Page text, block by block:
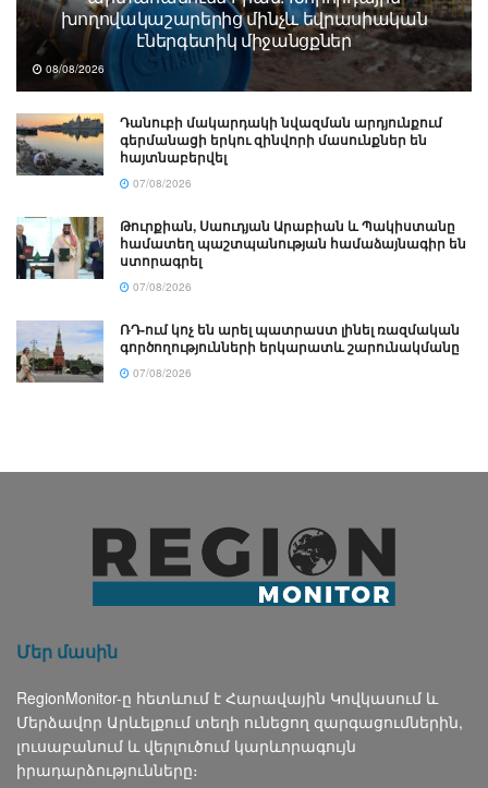
խողովակաշարերից մինչև եվրասիական
էներգետիկ միջանցքներ
08/08/2026
Դանուբի մակարդակի նվազման արդյունքում
գերմանացի երկու զինվորի մասունքներ են
հայտնաբերվել
07/08/2026
Թուրքիան, Սաուդյան Արաբիան և Պակիստանը
համատեղ պաշտպանության համաձայնագիր են
ստորագրել
07/08/2026
ՌԴ-ում կոչ են արել պատրաստ լինել ռազմական
գործողությունների երկարատև շարունակմանը
07/08/2026
Մեր մասին
RegionMonitor-ը հետևում է Հարավային Կովկասում և
Մերձավոր Արևելքում տեղի ունեցող զարգացումներին,
լուսաբանում և վերլուծում կարևորագույն
իրադարձությունները։